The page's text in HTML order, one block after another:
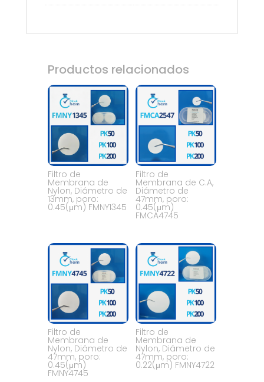
Productos relacionados
Filtro de
Membrana de
Nylon, Diámetro de
13mm, poro:
0.45(μm) FMNY1345
Filtro de
Membrana de C.A,
Diámetro de
47mm, poro:
0.45(μm)
FMCA4745
Filtro de
Membrana de
Nylon, Diámetro de
47mm, poro:
0.45(μm)
FMNY4745
Filtro de
Membrana de
Nylon, Diámetro de
47mm, poro:
0.22(μm) FMNY4722